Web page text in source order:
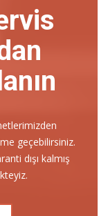
geçebilirsiniz.
dışı kalmış